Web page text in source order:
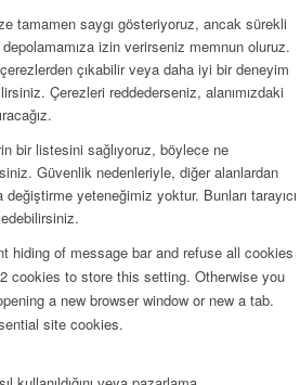
tamamen saygı gösteriyoruz, ancak sürekli
izin verirseniz memnun oluruz.
çıkabilir veya daha iyi bir deneyim
Çerezleri reddederseniz, alanımızdaki
bir listesini sağlıyoruz, böylece ne
Güvenlik nedenleriyle, diğer alanlardan
yeteneğimiz yoktur. Bunları tarayıcı
hiding of message bar and refuse all cookies
cookies to store this setting. Otherwise you
a new browser window or new a tab.
site cookies.